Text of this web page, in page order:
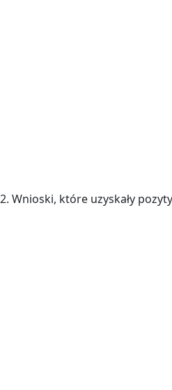
2. Wnioski, które uzyskały